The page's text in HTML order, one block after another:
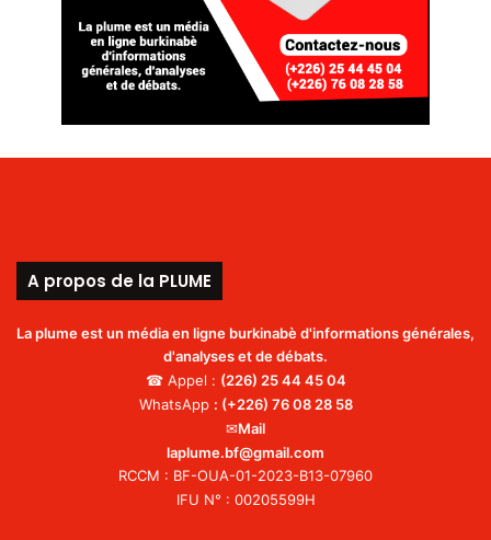
A propos de la PLUME
La plume est un média en ligne burkinabè d'informations générales,
d'analyses et de débats.
☎ Appel : (226) 25 44 45 04
WhatsApp : (+226) 76 08 28 58
✉Mail
laplume.bf@gmail.com
RCCM : BF-OUA-01-2023-B13-07960
IFU N° : 00205599H